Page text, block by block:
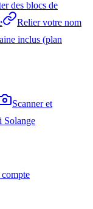
des blocs de
Relier votre nom
inclus (plan
Scanner et
Solange